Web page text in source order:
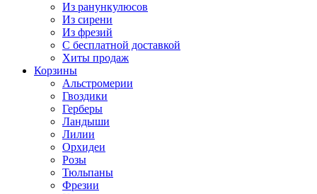
Из ранункулюсов
Из сирени
Из фрезий
С бесплатной доставкой
Хиты продаж
Корзины
Альстромерии
Гвоздики
Герберы
Ландыши
Лилии
Орхидеи
Розы
Тюльпаны
Фрезии